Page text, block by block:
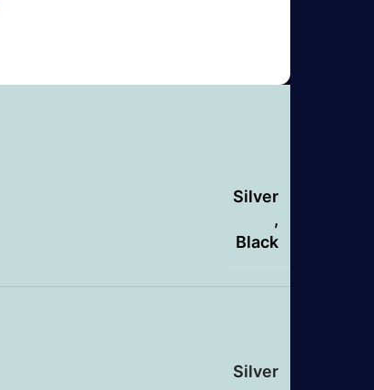
Silver
,
Black
Silver